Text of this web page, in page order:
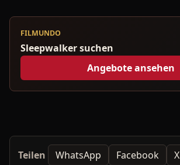
FILMUNDO
Sleepwalker suchen
Angebote ansehen
Teilen WhatsApp Facebook X